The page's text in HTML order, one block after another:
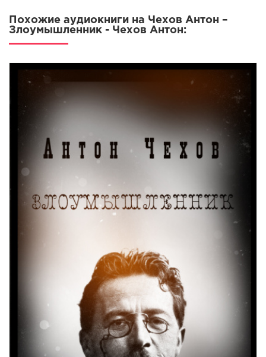
Похожие аудиокниги на Чехов Антон –
Злоумышленник - Чехов Антон: